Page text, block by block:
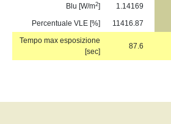
Blu [W/m2] 1.14169
Percentuale VLE [%]
11416.87
Tempo max esposizione
[sec]
87.6